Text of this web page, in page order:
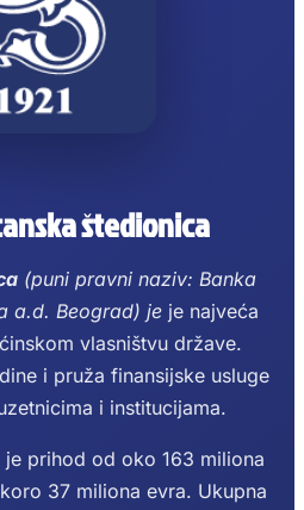
štedionica
(puni pravni naziv: Banka
a.d. Beograd) je je najveća
vlasništvu države.
i pruža finansijske usluge
i institucijama.
prihod od oko 163 miliona
37 miliona evra. Ukupna